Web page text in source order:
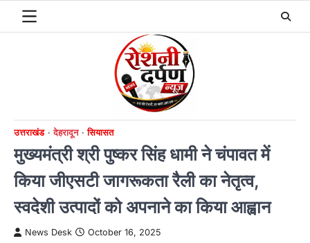
उत्तराखंड देहरादून सियासत
मुख्यमंत्री श्री पुष्कर सिंह धामी ने चंपावत में
किया जीएसटी जागरूकता रैली का नेतृत्व,
स्वदेशी उत्पादों को अपनाने का किया आह्वान
News Desk October 16, 2025